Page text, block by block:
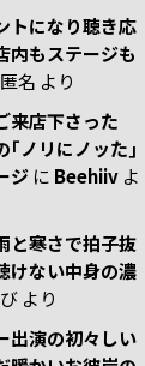
トになり聴き応
内もステージも
匿名 より
来店下さった
｢ノリにノッた｣
ジ に Beehiiv よ
と寒さで拍子抜
けない中身の濃
より
出演の初々しい